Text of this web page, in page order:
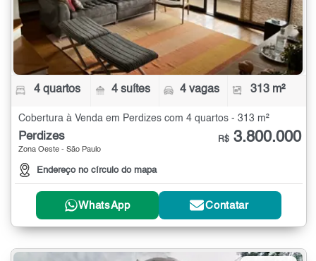
4 quartos 4 suítes 4 vagas 313 m²
Cobertura à Venda em Perdizes com 4 quartos - 313 m²
Perdizes
Zona Oeste - São Paulo
Endereço no círculo do mapa
R$ 3.800.000
WhatsApp Contatar